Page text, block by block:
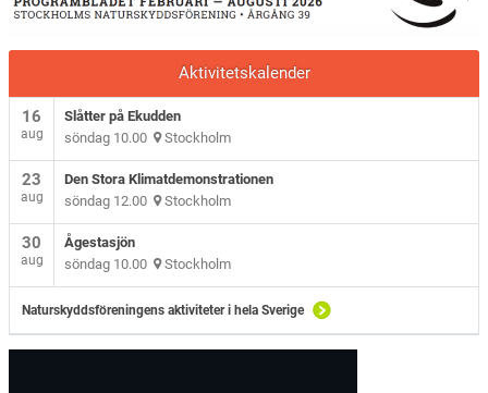
Aktivitetskalender
16
aug
Slåtter på Ekudden
söndag 10.00 Stockholm
23
aug
Den Stora Klimatdemonstrationen
söndag 12.00 Stockholm
30
aug
Ågestasjön
söndag 10.00 Stockholm
Naturskyddsföreningens aktiviteter i hela Sverige